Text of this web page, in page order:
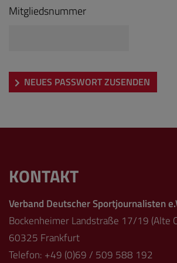
Mitgliedsnummer
NEUES PASSWORT ZUSENDEN
KONTAKT
Verband Deutscher Sportjournalisten
Bockenheimer Landstraße 17/19 (Alte
60325 Frankfurt
Telefon: +49 (0)69 / 509 588 192